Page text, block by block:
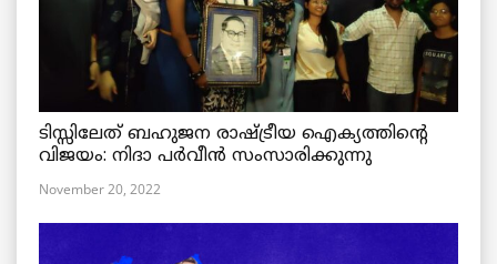
ടിസ്സിലേത് ബഹുജന രാഷ്ട്രീയ ഐക്യത്തിന്റെ
വിജയം: നിദാ പർവീൻ സംസാരിക്കുന്നു
November 20, 2022